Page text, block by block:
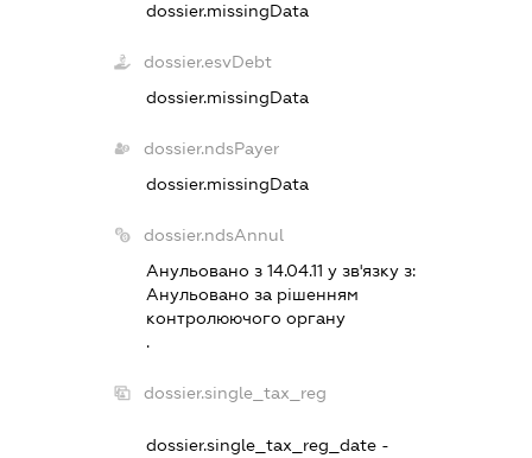
dossier.missingData
dossier.esvDebt
dossier.missingData
dossier.ndsPayer
dossier.missingData
dossier.ndsAnnul
Анульовано з 14.04.11 у зв'язку з:
Анульовано за рiшенням
контролюючого органу
.
dossier.single_tax_reg
dossier.single_tax_reg_date -